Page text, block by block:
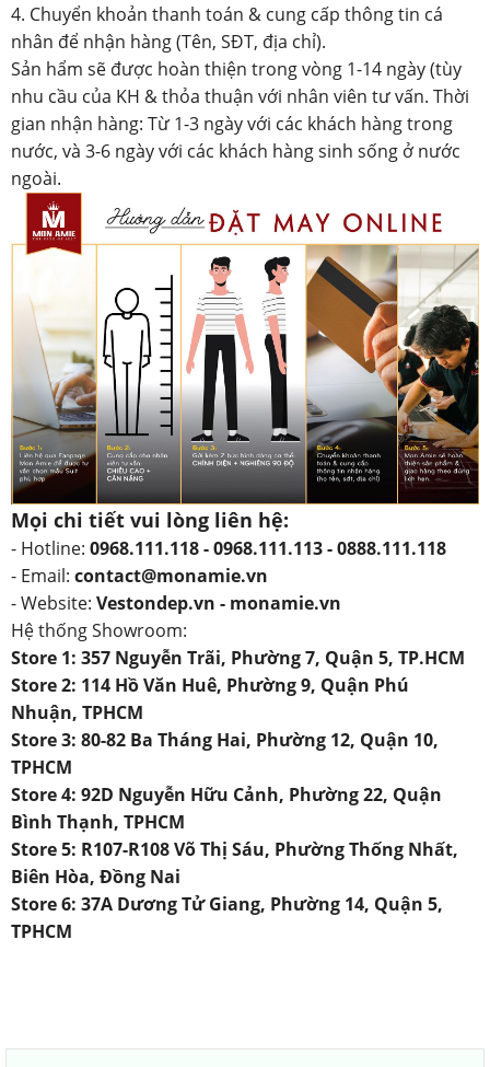
4. Chuyển khoản thanh toán & cung cấp thông tin cá
nhân để nhận hàng (Tên, SĐT, địa chỉ).
Sản hẩm sẽ được hoàn thiện trong vòng 1-14 ngày (tùy
nhu cầu của KH & thỏa thuận với nhân viên tư vấn. Thời
gian nhận hàng: Từ 1-3 ngày với các khách hàng trong
nước, và 3-6 ngày với các khách hàng sinh sống ở nước
ngoài.
Mọi chi tiết vui lòng liên hệ:
- Hotline: 0968.111.118 - 0968.111.113 - 0888.111.118
- Email: contact@monamie.vn
- Website: Vestondep.vn - monamie.vn
Hệ thống Showroom:
Store 1: 357 Nguyễn Trãi, Phường 7, Quận 5, TP.HCM
Store 2: 114 Hồ Văn Huê, Phường 9, Quận Phú
Nhuận, TPHCM
Store 3: 80-82 Ba Tháng Hai, Phường 12, Quận 10,
TPHCM
Store 4: 92D Nguyễn Hữu Cảnh, Phường 22, Quận
Bình Thạnh, TPHCM
Store 5: R107-R108 Võ Thị Sáu, Phường Thống Nhất,
Biên Hòa, Đồng Nai
Store 6: 37A Dương Tử Giang, Phường 14, Quận 5,
TPHCM